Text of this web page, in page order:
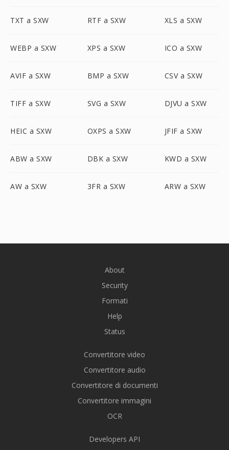
TXT a SXW RTF a SXW XLS a SXW
WEBP a SXW XPS a SXW ICO a SXW
AVIF a SXW BMP a SXW CSV a SXW
TIFF a SXW SVG a SXW DJVU a SXW
HEIC a SXW OXPS a SXW JFIF a SXW
ABW a SXW DBK a SXW KWD a SXW
AW a SXW 3FR a SXW ARW a SXW
About
Security
Formati
Help
Status
Convertitore video
Convertitore audio
Convertitore di documenti
Convertitore immagini
OCR
Developers API